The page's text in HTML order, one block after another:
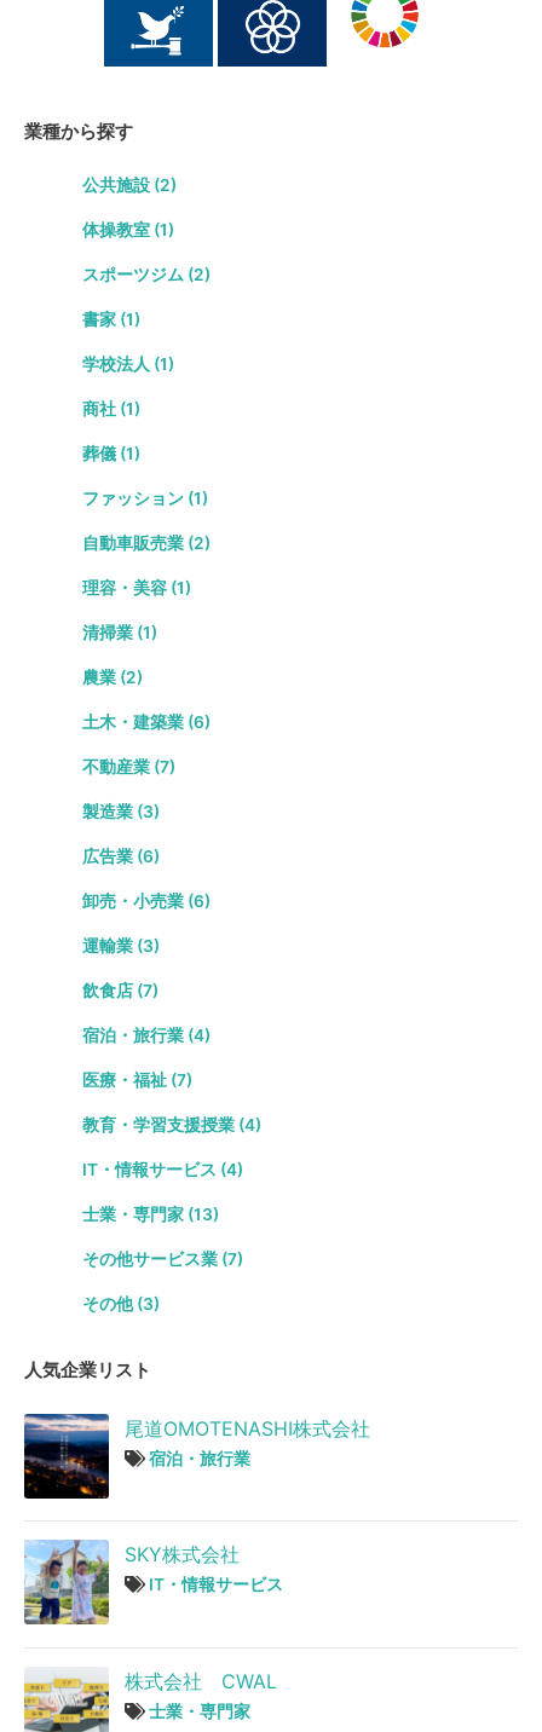
業種から探す
公共施設 (2)
体操教室 (1)
スポーツジム (2)
書家 (1)
学校法人 (1)
商社 (1)
葬儀 (1)
ファッション (1)
自動車販売業 (2)
理容・美容 (1)
清掃業 (1)
農業 (2)
土木・建築業 (6)
不動産業 (7)
製造業 (3)
広告業 (6)
卸売・小売業 (6)
運輸業 (3)
飲食店 (7)
宿泊・旅行業 (4)
医療・福祉 (7)
教育・学習支援授業 (4)
IT・情報サービス (4)
士業・専門家 (13)
その他サービス業 (7)
その他 (3)
人気企業リスト
尾道OMOTENASHI株式会社
宿泊・旅行業
SKY株式会社
IT・情報サービス
株式会社 CWAL
士業・専門家